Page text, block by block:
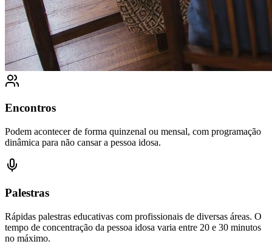
Encontros
Podem acontecer de forma quinzenal ou mensal, com programação
dinâmica para não cansar a pessoa idosa.
Palestras
Rápidas palestras educativas com profissionais de diversas áreas. O
tempo de concentração da pessoa idosa varia entre 20 e 30 minutos
no máximo.